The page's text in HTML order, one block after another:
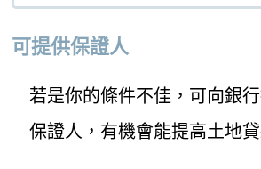
可提供保證人
若是你的條件不佳，可向銀
保證人，有機會能提高土地